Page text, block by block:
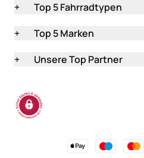
+
Top 5 Fahrradtypen
+
Top 5 Marken
+
Unsere Top Partner